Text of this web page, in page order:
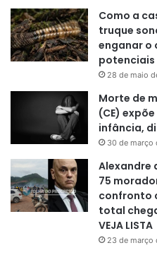
Como a
truque
enganar o
28 de maio
Morte de
(CE)
infância,
30 de março
Alexandre
75
confronto
total
VEJA LISTA
23 de março